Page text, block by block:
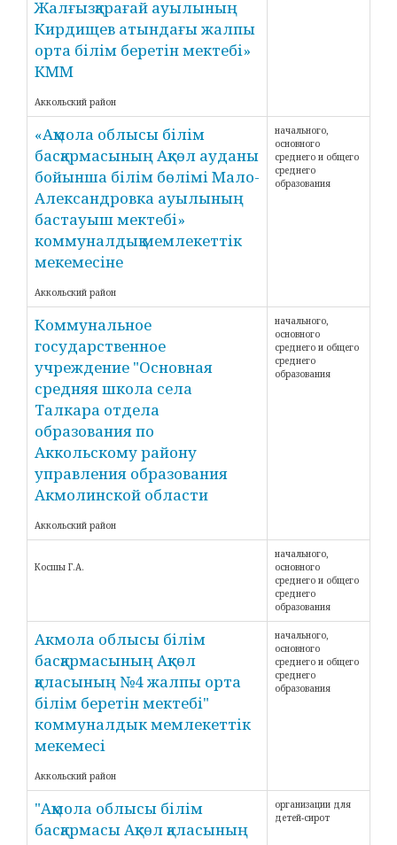
Жалғызқарағай ауылының
Кирдищев атындағы жалпы
орта білім беретін мектебі»
КММ
Аккольский район
«Ақмола облысы білім
басқармасының Ақкөл ауданы
бойынша білім бөлімі Мало-
Александровка ауылының
бастауыш мектебі»
коммуналдық мемлекеттік
мекемесіне
Аккольский район
начального,
основного
среднего и общего
среднего
образования
Коммунальное
государственное
учреждение "Основная
средняя школа села
Талкара отдела
образования по
Аккольскому району
управления образования
Акмолинской области
Аккольский район
начального,
основного
среднего и общего
среднего
образования
Косшы Г.А.
начального,
основного
среднего и общего
среднего
образования
Акмола облысы білім
басқармасының Ақкөл
қаласының №4 жалпы орта
білім беретін мектебі"
коммуналдык мемлекеттік
мекемесі
Аккольский район
начального,
основного
среднего и общего
среднего
образования
"Ақмола облысы білім
басқармасы Ақкөл қаласының
организации для
детей-сирот